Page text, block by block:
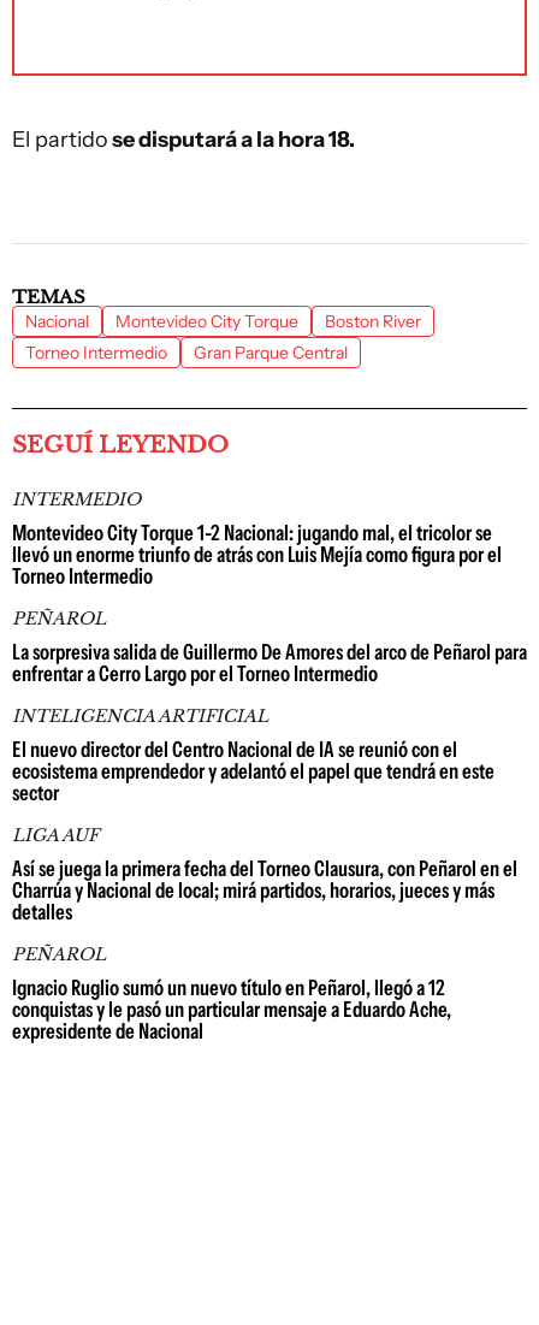
El partidose disputará a la hora 18.
TEMAS
Nacional Montevideo City Torque
Boston River
Torneo Intermedio
Gran Parque Central
SEGUÍ LEYENDO
INTERMEDIO
Montevideo City Torque 1-2 Nacional: jugando mal, el tricolor se
llevó un enorme triunfo de atrás con Luis Mejía como figura por el
Torneo Intermedio
PEÑAROL
La sorpresiva salida de Guillermo De Amores del arco de Peñarol para
enfrentar a Cerro Largo por el Torneo Intermedio
INTELIGENCIA ARTIFICIAL
El nuevo director del Centro Nacional de IA se reunió con el
ecosistema emprendedor y adelantó el papel que tendrá en este
sector
LIGA AUF
Así se juega la primera fecha del Torneo Clausura, con Peñarol en el
Charrúa y Nacional de local; mirá partidos, horarios, jueces y más
detalles
PEÑAROL
Ignacio Ruglio sumó un nuevo título en Peñarol, llegó a 12
conquistas y le pasó un particular mensaje a Eduardo Ache,
expresidente de Nacional